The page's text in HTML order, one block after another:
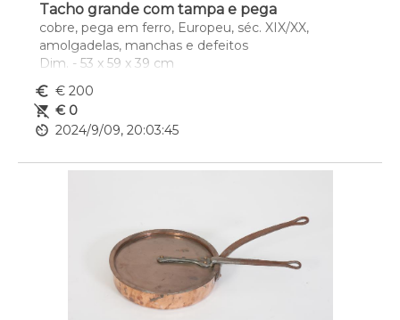
Tacho grande com tampa e pega
cobre, pega em ferro, Europeu, séc. XIX/XX,
amolgadelas, manchas e defeitos
Dim. - 53 x 59 x 39 cm
euro_symbol € 200
remove_shopping_cart € 0
av_timer 2024/9/09, 20:03:45